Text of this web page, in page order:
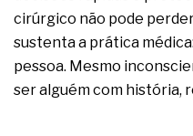
cirúrgico não pode
sustenta a prática
pessoa. Mesmo
ser alguém com história,